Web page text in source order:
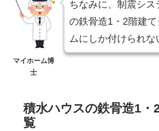
マイホーム博
士
ちなみに、制震シ
の鉄骨造1・2階建
ムにしか付けられな
積水ハウスの鉄骨造1・
覧